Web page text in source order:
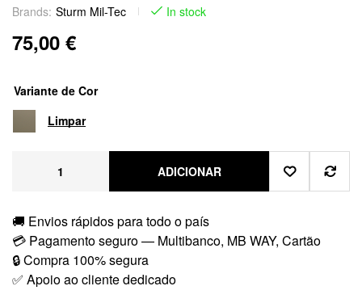
Brands: Sturm Mil-Tec In stock
75,00 €
Variante de Cor
Limpar
ADICIONAR
🚚 Envios rápidos para todo o país
💳 Pagamento seguro — Multibanco, MB WAY, Cartão
🔒 Compra 100% segura
✅ Apoio ao cliente dedicado